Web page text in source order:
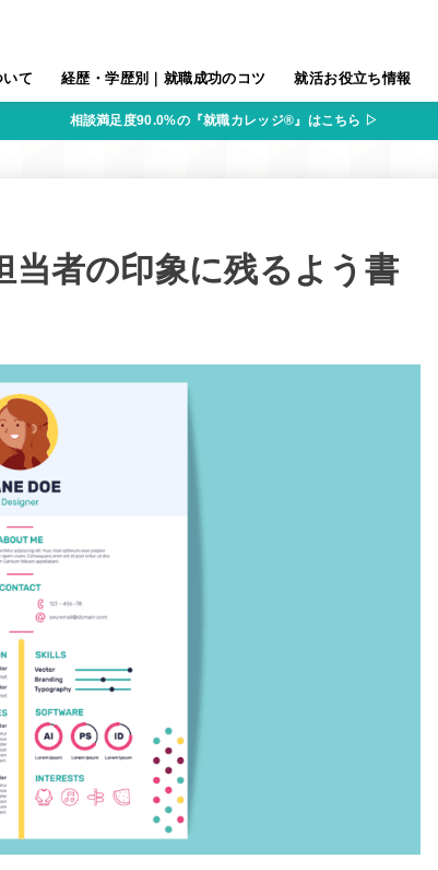
て 経歴・学歴別｜就職成功のコツ 就活お役立ち情報
相談満足度90.0%の『就職カレッジ®』はこちら ▷
当者の印象に残るよう書